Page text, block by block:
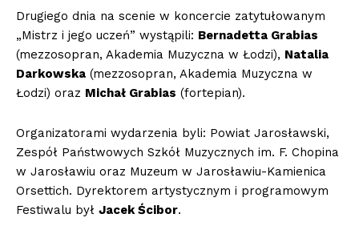
Drugiego dnia na scenie w koncercie zatytułowanym
„Mistrz i jego uczeń” wystąpili: Bernadetta Grabias
(mezzosopran, Akademia Muzyczna w Łodzi), Natalia
Darkowska (mezzosopran, Akademia Muzyczna w
Łodzi) oraz Michał Grabias (fortepian).
Organizatorami wydarzenia byli: Powiat Jarosławski,
Zespół Państwowych Szkół Muzycznych im. F. Chopina
w Jarosławiu oraz Muzeum w Jarosławiu-Kamienica
Orsettich. Dyrektorem artystycznym i programowym
Festiwalu był Jacek Ścibor.